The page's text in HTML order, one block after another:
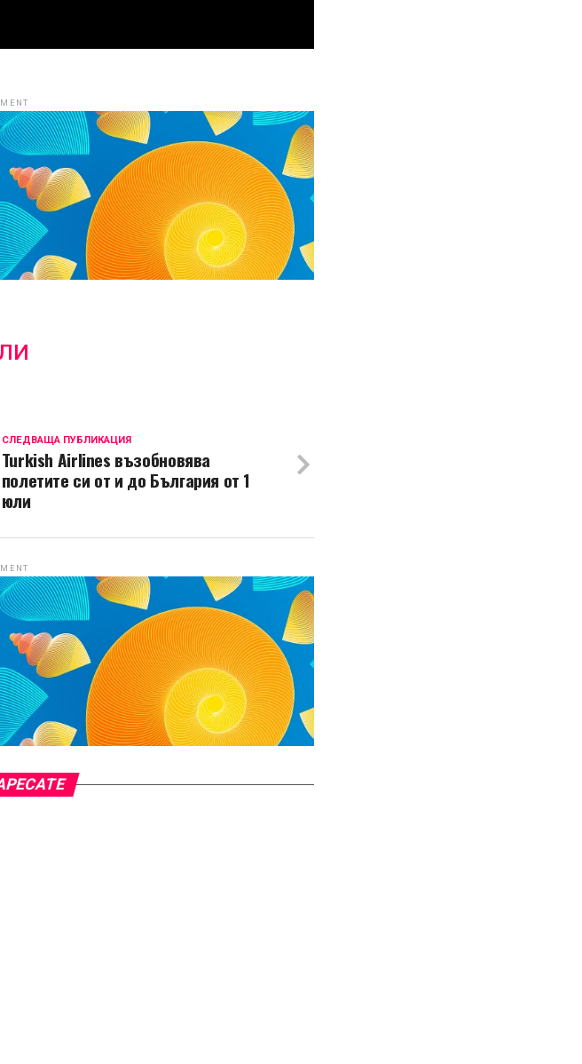
СЛЕДВАЩА ПУБЛИКАЦИЯ
Turkish Airlines възобновява
полетите си от и до България от 1
юли